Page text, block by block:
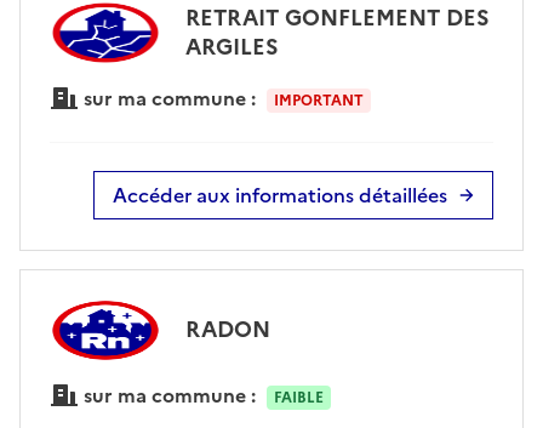
RETRAIT GONFLEMENT DES
ARGILES
sur ma commune : IMPORTANT
Accéder aux informations détaillées
RADON
sur ma commune : FAIBLE